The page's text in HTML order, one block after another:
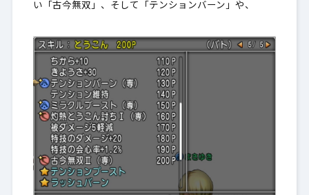
い「古今無双」、そして「テンションバーン」や、